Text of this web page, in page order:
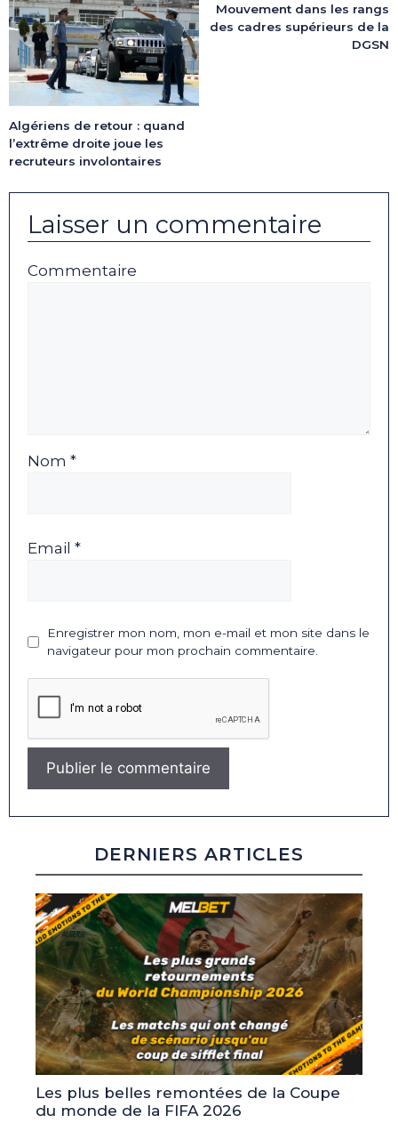
Algériens de retour : quand
l’extrême droite joue les
recruteurs involontaires
Mouvement dans les rangs
des cadres supérieurs de la
DGSN
Laisser un commentaire
Commentaire
Nom *
Email *
Enregistrer mon nom, mon e-mail et mon site dans le
navigateur pour mon prochain commentaire.
DERNIERS ARTICLES
Les plus belles remontées de la Coupe
du monde de la FIFA 2026